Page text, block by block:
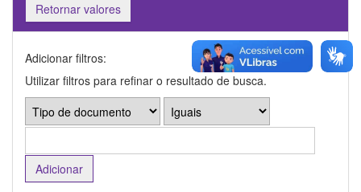
Retornar valores
Adicionar filtros:
Utilizar filtros para refinar o resultado de busca.